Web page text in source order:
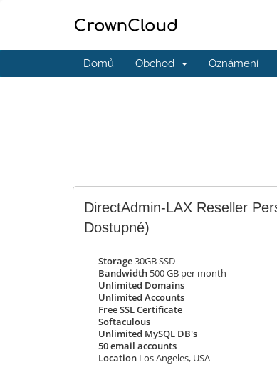
Domů Obchod Oznámení
DirectAdmin-LAX Reseller
Dostupné)
Storage30GB SSD
Bandwidth 500 GB per month
Unlimited Domains
Unlimited Accounts
Free SSL Certificate
Softaculous
Unlimited MySQL DB's
50 email accounts
Location Los Angeles, USA